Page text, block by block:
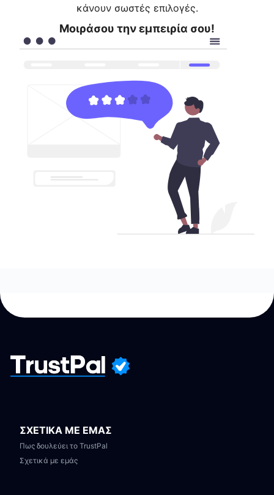
κάνουν σωστές επιλογές.
Μοιράσου την εμπειρία σου!
ΣΧΕΤΙΚΑ ΜΕ ΕΜΑΣ
Πως δουλεύει το TrustPal
Σχετικά με εμάς